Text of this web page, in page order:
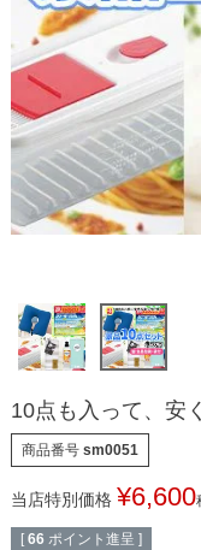
10点も入って、安
商品番号 sm0051
当店特別価格 ¥6,600
[ 66 ポイント進呈 ]